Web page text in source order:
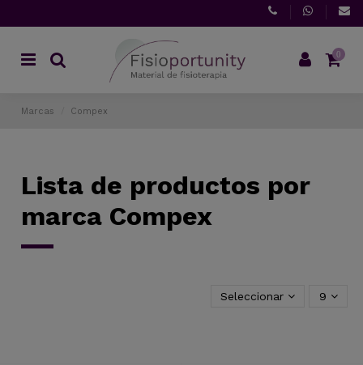
0
Marcas Compex
Lista de productos por
marca Compex
Seleccionar 9